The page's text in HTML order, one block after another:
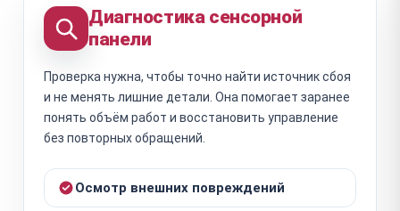
Диагностика сенсорной
панели
Проверка нужна, чтобы точно найти источник сбоя
и не менять лишние детали. Она помогает заранее
понять объём работ и восстановить управление
без повторных обращений.
Осмотр внешних повреждений